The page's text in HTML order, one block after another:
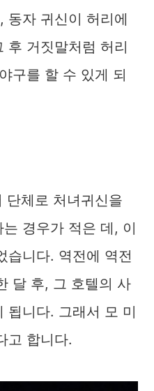
동자 귀신이 허리에
후 거짓말처럼 허리
구를 할 수 있게 되
단체로 처녀귀신을
경우가 적은 데, 이
습니다. 역전에 역전
달 후, 그 호텔의 사
됩니다. 그래서 모 미
고 합니다.